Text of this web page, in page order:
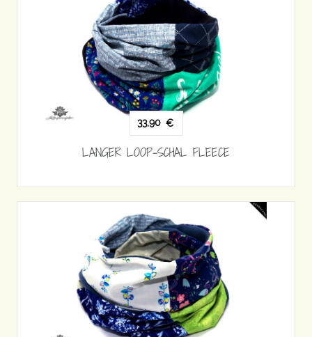
33,90 €
LANGER LOOP-SCHAL FLEECE